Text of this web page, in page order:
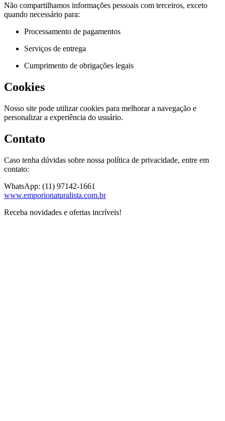
Não compartilhamos informações pessoais com terceiros, exceto
quando necessário para:
Processamento de pagamentos
Serviços de entrega
Cumprimento de obrigações legais
Cookies
Nosso site pode utilizar cookies para melhorar a navegação e
personalizar a experiência do usuário.
Contato
Caso tenha dúvidas sobre nossa política de privacidade, entre em
contato:
WhatsApp: (11) 97142-1661
www.emporionaturalista.com.br
Receba novidades e ofertas incríveis!